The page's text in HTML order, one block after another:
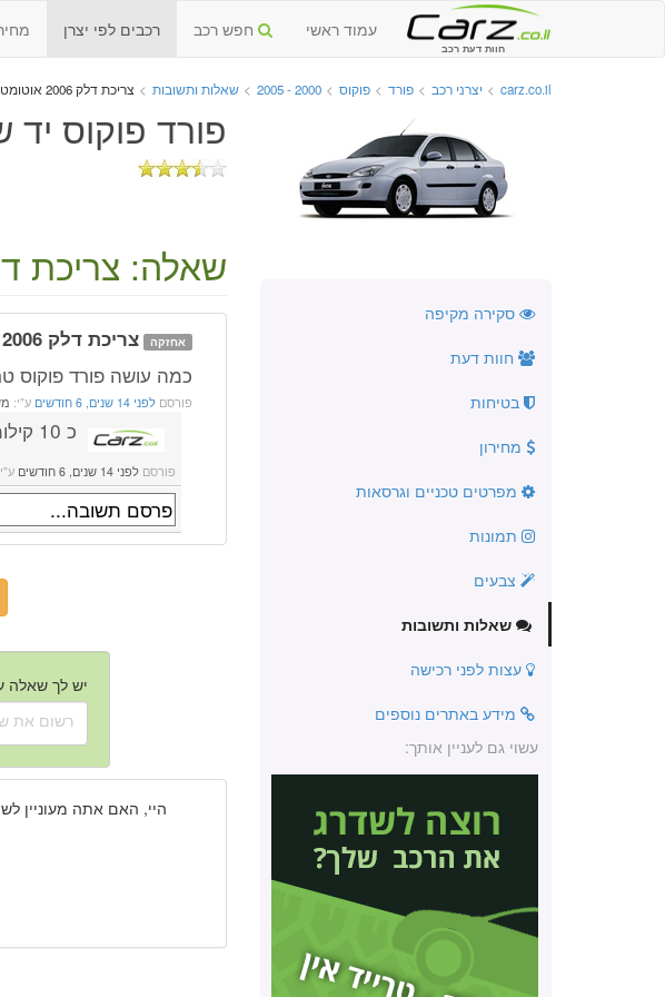
חוות דעת רכב
עמוד ראשי חפש רכב רכבים לפי יצרן
carz.co.il
> יצרני רכב > פורד > פוקוס >
2000 - 2005
> שאלות ותשובות > צריכת דלק 2006 אוטומט
פורד פוקוס יד שנייה
סקירה מקיפה
חוות דעת
בטיחות
מחירון
מפרטים טכניים וגרסאות
תמונות
צבעים
שאלות ותשובות
עצות לפני רכישה
מידע באתרים נוספים
עשוי גם לעניין אותך:
שאלה: צריכת דלק 2006
אחזקה צריכת דלק 2006 אוטומט
כמה עושה פורד פוקוס טרינידד
פורסםלפני 14 שנים, 6 חודשים ע"י:
כ 10 קילומטר לליטר בממוצע לגרסה האוטומטית
פורסםלפני 14 שנים, 6 חודשים
יש לך שאלה על פורד
היי, האם אתה מעוניין